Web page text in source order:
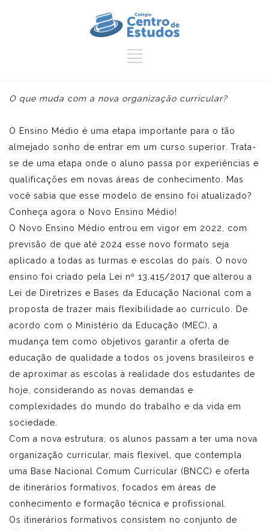
O que muda com a nova organização curricular?
O Ensino Médio é uma etapa importante para o tão
almejado sonho de entrar em um curso superior. Trata-
se de uma etapa onde o aluno passa por experiências e
qualificações em novas áreas de conhecimento. Mas
você sabia que esse modelo de ensino foi atualizado?
Conheça agora o Novo Ensino Médio!
O Novo Ensino Médio entrou em vigor em 2022, com
previsão de que até 2024 esse novo formato seja
aplicado a todas as turmas e escolas do país. O novo
ensino foi criado pela Lei nº 13.415/2017 que alterou a
Lei de Diretrizes e Bases da Educação Nacional com a
proposta de trazer mais flexibilidade ao currículo. De
acordo com o Ministério da Educação (MEC), a
mudança tem como objetivos garantir a oferta de
educação de qualidade a todos os jovens brasileiros e
de aproximar as escolas à realidade dos estudantes de
hoje, considerando as novas demandas e
complexidades do mundo do trabalho e da vida em
sociedade.
Com a nova estrutura, os alunos passam a ter uma nova
organização curricular, mais flexível, que contempla
uma Base Nacional Comum Curricular (BNCC) e oferta
de itinerários formativos, focados em áreas de
conhecimento e formação técnica e profissional.
Os itinerários formativos consistem no conjunto de